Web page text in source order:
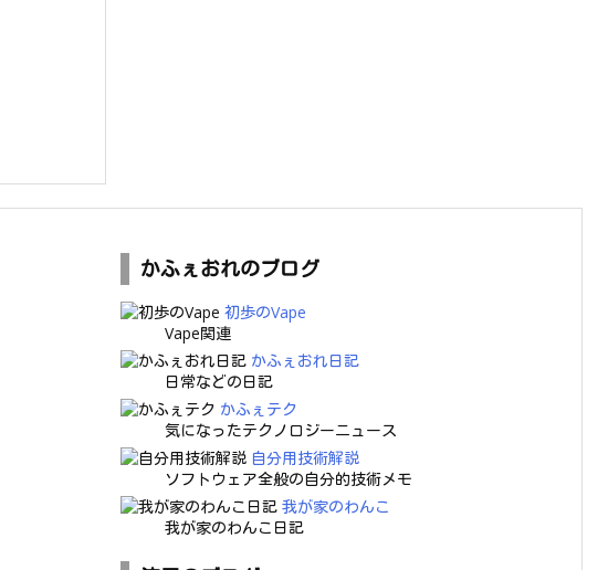
かふぇおれのブログ
初歩のVape
Vape関連
かふぇおれ日記
日常などの日記
かふぇテク
気になったテクノロジーニュース
自分用技術解説
ソフトウェア全般の自分的技術メモ
我が家のわんこ
我が家のわんこ日記